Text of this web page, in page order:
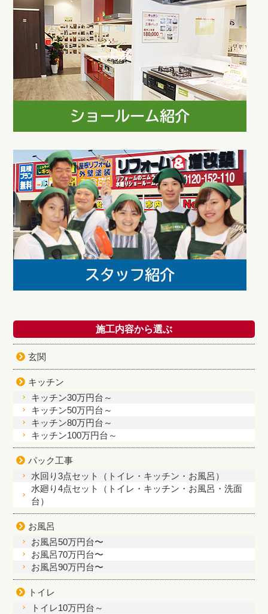
施工内容から選ぶ
玄関
キッチン
キッチン30万円台～
キッチン50万円台～
キッチン80万円台～
キッチン100万円台～
パック工事
水回り3点セット（トイレ・キッチン・お風呂）
水廻り4点セット（トイレ・キッチン・お風呂・洗面
台）
お風呂
お風呂50万円台〜
お風呂70万円台〜
お風呂90万円台〜
トイレ
トイレ10万円台～